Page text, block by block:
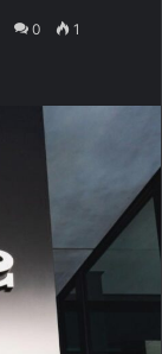
0 1